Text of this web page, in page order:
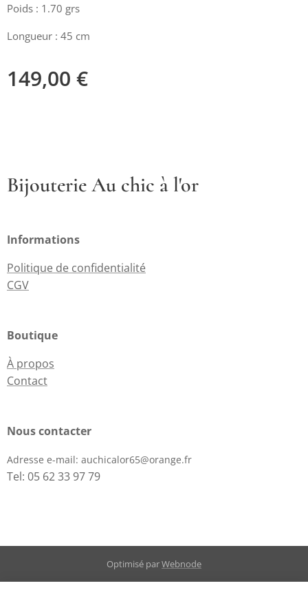
Poids : 1.70 grs
Longueur : 45 cm
149,00 €
Bijouterie Au chic à l'or
Informations
Politique de confidentialité
CGV
Boutique
À propos
Contact
Nous contacter
Adresse e-mail: auchicalor65@orange.fr
Tel: 05 62 33 97 79
Optimisé parWebnode